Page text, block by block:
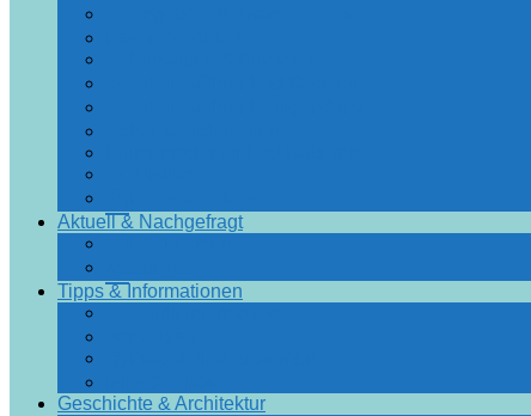
Aktuell & Nachgefragt
Tipps & Informationen
Geschichte & Architektur